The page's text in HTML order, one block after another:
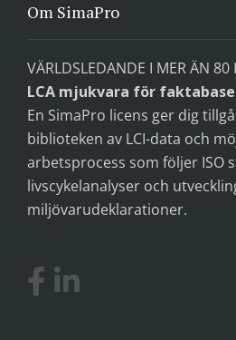
Om SimaPro
VÄRLDSLEDANDE I MER ÄN 80
LCA mjukvara för
En SimaPro licens ger dig
biblioteken av LCI-data och
arbetsprocess som följer ISO
livscykelanalyser och
miljövarudeklarationer.